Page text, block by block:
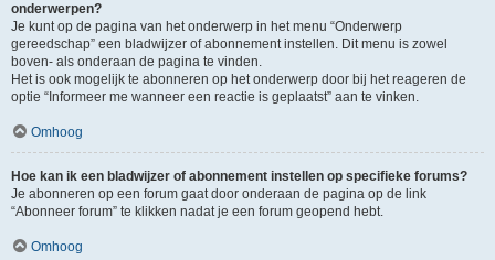
onderwerpen?
Je kunt op de pagina van het onderwerp in het menu “Onderwerp
gereedschap” een bladwijzer of abonnement instellen. Dit menu is zowel
boven- als onderaan de pagina te vinden.
Het is ook mogelijk te abonneren op het onderwerp door bij het reageren de
optie “Informeer me wanneer een reactie is geplaatst” aan te vinken.
Omhoog
Hoe kan ik een bladwijzer of abonnement instellen op specifieke forums?
Je abonneren op een forum gaat door onderaan de pagina op de link
“Abonneer forum” te klikken nadat je een forum geopend hebt.
Omhoog